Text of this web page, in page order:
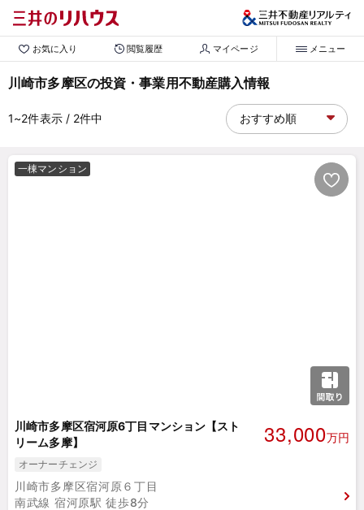
お気に入り 閲覧履歴 マイページ メニュー
川崎市多摩区の投資・事業用不動産購入情報
1~2件表示/ 2件中
一棟マンション
川崎市多摩区宿河原6丁目マンション【スト
リーム多摩】
33,000万円
オーナーチェンジ
川崎市多摩区宿河原６丁目
南武線 宿河原駅 徒歩8分